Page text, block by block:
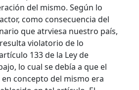
del mismo. Según lo
como consecuencia del
que atrviesa nuestro país,
violatorio de lo
133 de la Ley de
lo cual se debía a que el
concepto del mismo era